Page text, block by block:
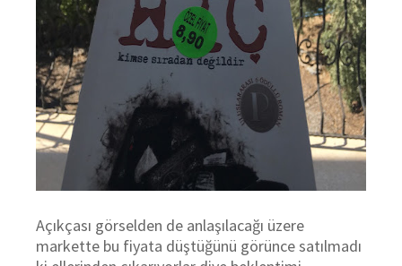
Açıkçası görselden de anlaşılacağı üzere
markette bu fiyata düştüğünü görünce satılmadı